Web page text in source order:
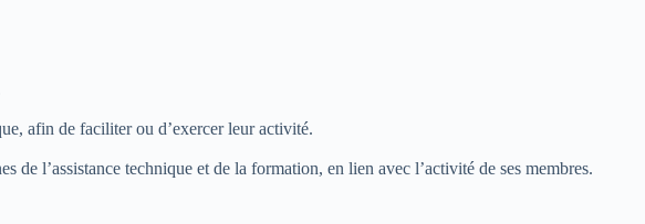
afin de faciliter ou d’exercer leur activité.
de l’assistance technique et de la formation, en lien avec l’activité de ses membres.